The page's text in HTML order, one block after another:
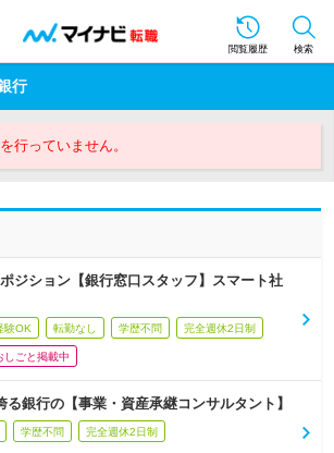
閲覧履歴 検索
行
行っていません。
ジション【銀行窓口スタッフ】スマート社
験OK 転勤なし 学歴不問 完全週休2日制
しごと掲載中
銀行の【事業・資産承継コンサルタント】
学歴不問 完全週休2日制